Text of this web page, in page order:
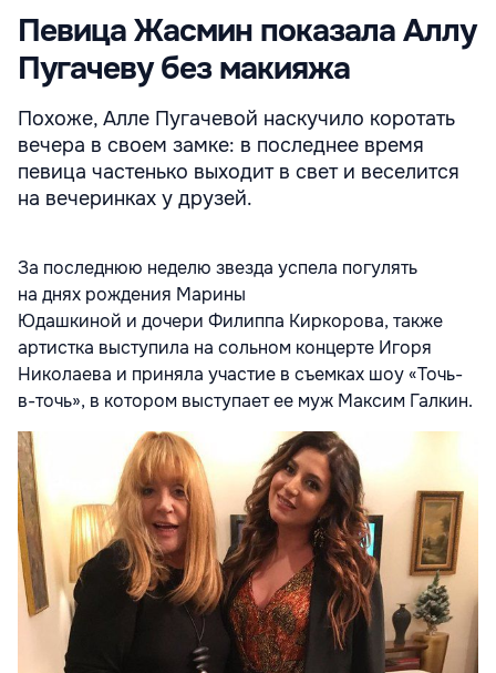
Певица Жасмин показала Аллу
Пугачеву без макияжа
Похоже, Алле Пугачевой наскучило коротать
вечера в своем замке: в последнее время
певица частенько выходит в свет и веселится
на вечеринках у друзей.
За последнюю неделю звезда успела погулять
на днях рождения Марины
Юдашкиной и дочери Филиппа Киркорова, также
артистка выступила на сольном концерте Игоря
Николаева и приняла участие в съемках шоу «Точь-
в-точь», в котором выступает ее муж Максим Галкин.